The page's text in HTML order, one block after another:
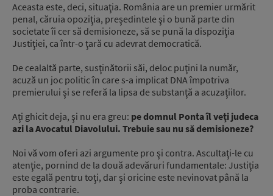
Aceasta este, deci, situaţia. România are un premier urmărit
penal, căruia opoziţia, preşedintele şi o bună parte din
societate îi cer să demisioneze, să se pună la dispoziţia
Justiţiei, ca într-o ţară cu adevrat democratică.
De cealaltă parte, susţinătorii săi, deloc puţini la număr,
acuză un joc politic în care s-a implicat DNA împotriva
premierului şi se referă la lipsa de substanţă a acuzaţiilor.
Aţi ghicit deja, şi nu era greu: pe domnul Ponta îl veţi judeca
azi la Avocatul Diavolului. Trebuie sau nu să demisioneze?
Noi vă vom oferi azi argumente pro şi contra. Ascultaţi-le cu
atenţie, pornind de la două adevăruri fundamentale: Justiţia
este egală pentru toţi, dar şi oricine este nevinovat până la
proba contrarie.